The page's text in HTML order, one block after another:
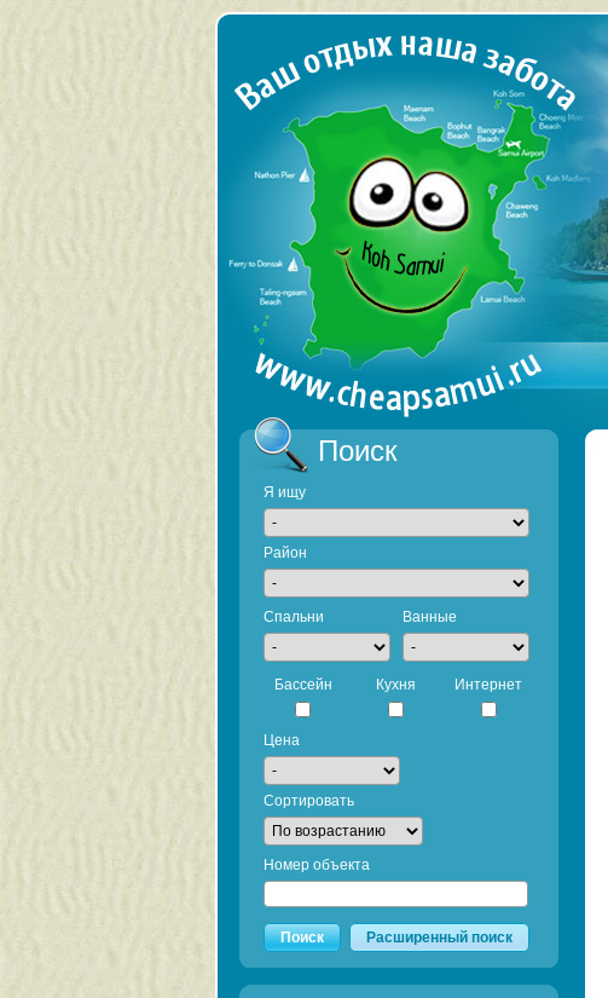
Поиск
Я ищу
Район
Спальни Ванные
Бассейн Кухня Интернет
Цена
Сортировать
Номер объекта
Поиск Расширенный поиск